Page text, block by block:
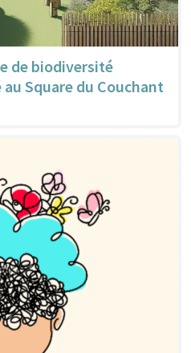
de biodiversité
Square du Couchant